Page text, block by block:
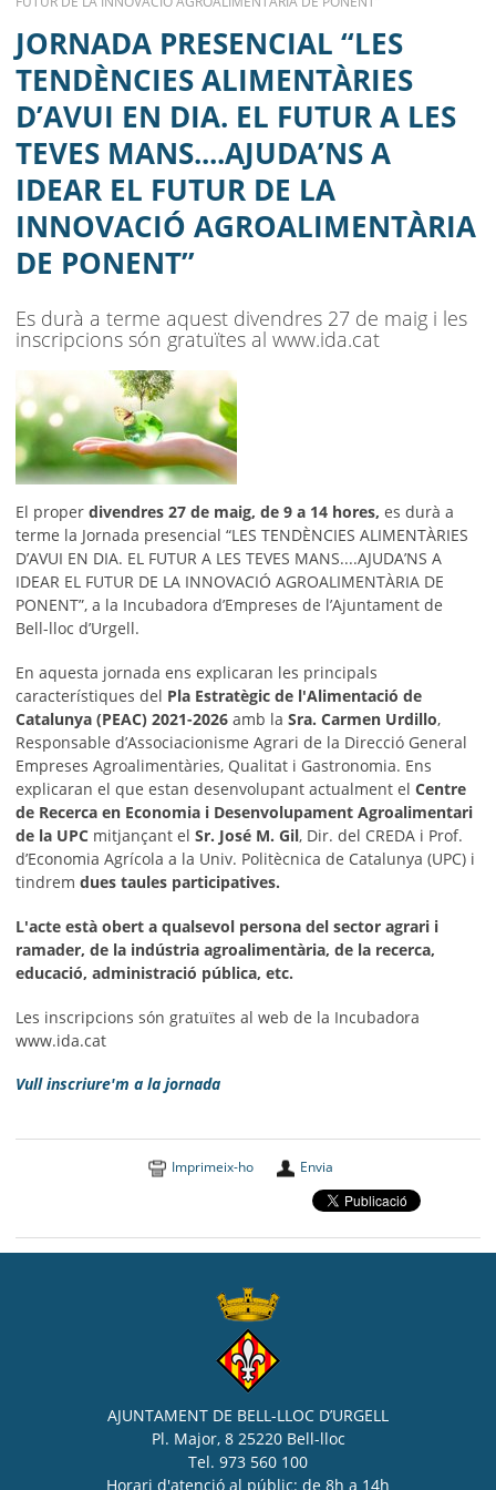
EN DIA. EL FUTUR A LES TEVES
MANS....AJUDA’NS A IDEAR EL FUTUR
DE LA INNOVACIÓ AGROALIMENTÀRIA
DE PONENT”
MENU
AJUNTAMENT
MUNICIPI
BELL-LLOC SOLUCIONA
JORNADA PRESENCIAL “LES
TENDÈNCIES ALIMENTÀRIES
D’AVUI EN DIA. EL FUTUR A LES
TEVES MANS....AJUDA’NS A
IDEAR EL FUTUR DE LA
INNOVACIÓ AGROALIMENTÀRIA
DE PONENT”
Es durà a terme aquest divendres 27 de maig i les
inscripcions són gratuïtes al www.ida.cat
El properdivendres 27 de maig, de 9 a 14 hores, es durà a
terme la Jornada presencial “LES TENDÈNCIES ALIMENTÀRIES
D’AVUI EN DIA. EL FUTUR A LES TEVES MANS....AJUDA’NS A
IDEAR EL FUTUR DE LA INNOVACIÓ AGROALIMENTÀRIA DE
PONENT”, a la Incubadora d’Empreses de l’Ajuntament de
Bell-lloc d’Urgell.
En aquesta jornada ens explicaran les principals
característiques del Pla Estratègic de l'Alimentació de
Catalunya (PEAC) 2021-2026 amb laSra. Carmen Urdillo,
Responsable d’Associacionisme Agrari de la Direcció General
Empreses Agroalimentàries, Qualitat i Gastronomia. Ens
explicaran el que estan desenvolupant actualment elCentre
de Recerca en Economia i Desenvolupament Agroalimentari
de la UPC mitjançant elSr. José M. Gil, Dir. del CREDA i Prof.
d’Economia Agrícola a la Univ. Politècnica de Catalunya (UPC) i
tindremdues taules participatives.
L'acte està obert a qualsevol persona del sector agrari i
ramader, de la indústria agroalimentària, de la recerca,
educació, administració pública, etc.
Les inscripcions són gratuïtes al web de la Incubadora
www.ida.cat
Vull inscriure'm a la jornada
Imprimeix-ho Envia
AJUNTAMENT DE BELL-LLOC D’URGELL
Pl. Major, 8 25220 Bell-lloc
Tel. 973 560 100